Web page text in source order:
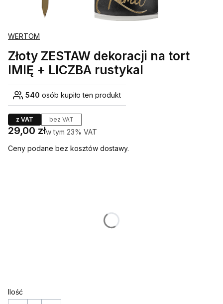
WERTOM
Złoty ZESTAW dekoracji na tort
IMIĘ + LICZBA rustykal
540 osób kupiło ten produkt
z VAT bez VAT
Cena
29,00 złw tym 23% VAT
w tym 23% VAT
Ceny podane bez kosztów dostawy.
IMIĘ (w takiej formie w jakiej ma znaleźć się na ozdobie)
Ilość